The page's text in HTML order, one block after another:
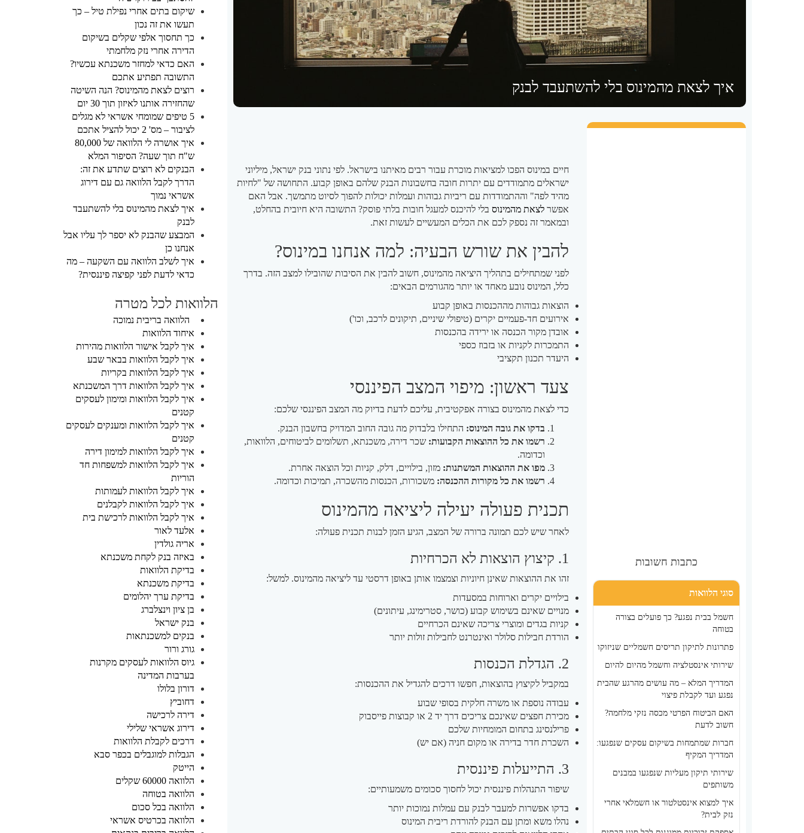
איך לצאת מהמינוס בלי להשתעבד לבנק
חיים במינוס הפכו למציאות מוכרת עבור רבים מאיתנו בישראל. לפי נתוני בנק ישראל, מיליוני
ישראלים מתמודדים עם יתרות חובה בחשבונות הבנק שלהם באופן קבוע. התחושה של "לחיות
מהיד לפה" וההתמודדות עם ריביות גבוהות ועמלות יכולות להפוך לסיוט מתמשך. אבל האם
אפשר לצאת מהמינוסבלי להיכנס למעגל חובות בלתי פוסק? התשובה היא חיובית בהחלט,
ובמאמר זה נספק לכם את הכלים המעשיים לעשות זאת.
להבין את שורש הבעיה: למה אנחנו במינוס?
לפני שמתחילים בתהליך היציאה מהמינוס, חשוב להבין את הסיבות שהובילו למצב הזה. בדרך
כלל, המינוס נובע מאחד או יותר מהגורמים הבאים:
הוצאות גבוהות מההכנסות באופן קבוע
אירועים חד-פעמיים יקרים (טיפולי שיניים, תיקונים לרכב, וכו')
אובדן מקור הכנסה או ירידה בהכנסות
התמכרות לקניות או בזבוז כספי
היעדר תכנון תקציבי
צעד ראשון: מיפוי המצב הפיננסי
כדי לצאת מהמינוס בצורה אפקטיבית, עליכם לדעת בדיוק מה המצב הפיננסי שלכם:
בדקו את גובה המינוס: התחילו בלבדוק מה גובה החוב המדויק בחשבון הבנק.
רשמו את כל ההוצאות הקבועות: שכר דירה, משכנתא, תשלומים לביטוחים, הלוואות,
וכדומה.
מפו את ההוצאות המשתנות: מזון, בילויים, דלק, קניות וכל הוצאה אחרת.
רשמו את כל מקורות ההכנסה: משכורות, הכנסות מהשכרה, תמיכות וכדומה.
תכנית פעולה יעילה ליציאה מהמינוס
לאחר שיש לכם תמונה ברורה של המצב, הגיע הזמן לבנות תכנית פעולה:
1. קיצוץ הוצאות לא הכרחיות
זהו את ההוצאות שאינן חיוניות וצמצמו אותן באופן דרסטי עד ליציאה מהמינוס. למשל:
בילויים יקרים וארוחות במסעדות
מנויים שאינם בשימוש קבוע (כושר, סטרימינג, עיתונים)
קניות בגדים ומוצרי צריכה שאינם הכרחיים
הורדת חבילות סלולר ואינטרנט לחבילות זולות יותר
2. הגדלת הכנסות
במקביל לקיצוץ בהוצאות, חפשו דרכים להגדיל את ההכנסות:
עבודה נוספת או משרה חלקית בסופי שבוע
מכירת חפצים שאינכם צריכים דרך יד 2 או קבוצות פייסבוק
פרילנסינג בתחום המומחיות שלכם
השכרת חדר בדירה או מקום חניה (אם יש)
3. התייעלות פיננסית
שיפור התנהלות פיננסית יכול לחסוך סכומים משמעותיים:
בדקו אפשרות למעבר לבנק עם עמלות נמוכות יותר
נהלו משא ומתן עם הבנק להורדת ריבית המינוס
כתבות חשובות
סוגי הלוואות
חשמל בבית נפגע? כך פועלים בצורה
בטוחה
פתרונות לתיקון תריסים חשמליים שניזוקו
שירותי אינסטלציה וחשמל מהיום להיום
המדריך המלא – מה עושים מהרגע שהבית
נפגע ועד לקבלת פיצוי
האם הביטוח הפרטי מכסה נזקי מלחמה?
חשוב לדעת
חברות שמתמחות בשיקום עסקים שנפגעו:
המדריך המקיף
שירותי תיקון מעליות שנפגעו במבנים
משותפים
איך למצוא אינסטלטור או חשמלאי אחרי
נזק לבית?
שיקום בתים אחרי נפילת טיל – כך
תעשו את זה נכון
כך תחסוך אלפי שקלים בשיקום
הדירה אחרי נזק מלחמתי
האם כדאי למחזר משכנתא עכשיו?
התשובה תפתיע אתכם
רוצים לצאת מהמינוס? הנה השיטה
שהחזירה אותנו לאיזון תוך 30 יום
5 טיפים שמומחי אשראי לא מגלים
לציבור – מס' 2 יכול להציל אתכם
איך אושרה לי הלוואה של 80,000
ש"ח תוך שעה? הסיפור המלא
הבנקים לא רוצים שתדע את זה:
הדרך לקבל הלוואה גם עם דירוג
אשראי נמוך
איך לצאת מהמינוס בלי להשתעבד
לבנק
המבצע שהבנק לא יספר לך עליו אבל
אנחנו כן
איך לשלב הלוואה עם השקעה – מה
כדאי לדעת לפני קפיצה פיננסית?
הלוואות לכל מטרה
הלוואה בריבית נמוכה
איחוד הלוואות
איך לקבל אישור הלוואות מהירות
איך לקבל הלוואות בבאר שבע
איך לקבל הלוואות בקריות
איך לקבל הלוואות דרך המשכנתא
איך לקבל הלוואות ומימון לעסקים
קטנים
איך לקבל הלוואות ומענקים לעסקים
קטנים
איך לקבל הלוואות למימון דירה
איך לקבל הלוואות למשפחות חד
הוריות
איך לקבל הלוואות לעמותות
איך לקבל הלוואות לקבלנים
איך לקבל הלוואות לרכישת בית
אלעד לאור
אריה גולדין
באיזה בנק לקחת משכנתא
בדיקת הלוואות
בדיקת משכנתא
בדיקת ערך יהלומים
בן ציון וינצלברג
בנק ישראל
בנקים למשכנתאות
גורג ורור
גיוס הלוואות לעסקים מקרנות
בערבות המדינה
דורון בלולו
דחוביץ
דירה לרכישה
דירוג אשראי שלילי
דרכים לקבלת הלוואות
הגבלות למוגבלים בכפר סבא
הייטק
הלוואה 60000 שקלים
הלוואה בטוחה
הלוואה בכל סכום
הלוואה בכרטיס אשראי